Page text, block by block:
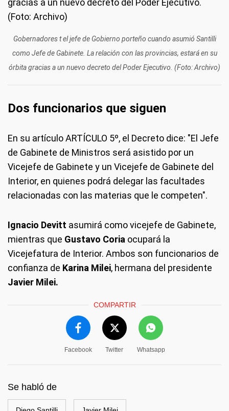
Gobernadores t el jefe de Gobierno porteño cuando asumió Santilli
como Jefe de Gabinete. La relación con las provincias, estará en su
órbita gracias a un nuevo decreto del Poder Ejecutivo. (Foto: Archivo)
Dos funcionarios que siguen
En su artículo ARTÍCULO 5º, el Decreto dice: "El Jefe
de Gabinete de Ministros será asistido por un
Vicejefe de Gabinete y un Vicejefe de Gabinete del
Interior, en quienes podrá delegar las facultades
relacionadas con las materias que le competen".
Ignacio Devitt asumirá como vicejefe de Gabinete,
mientras que Gustavo Coria ocupará la
Vicejefatura de Interior. Ambos son funcionarios de
confianza de Karina Milei, hermana del presidente
Javier Milei.
COMPARTIR
Facebook Twitter Whatsapp
Se habló de